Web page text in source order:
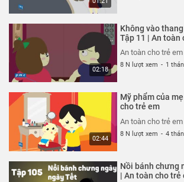
02:51
An toàn cho trẻ em
26 N lượt xem
03:58
toàn cho trẻ em
An toàn cho trẻ em
26 N lượt xem
An toàn cho trẻ em
02:18
Không vào
Tập 11 | An toàn
An toàn cho trẻ em
8 N lượt xem - 1
02:44
Mỹ phẩm của
cho trẻ em
An toàn cho trẻ em
8 N lượt xem - 4
Nồi bánh chưng
| An toàn cho trẻ